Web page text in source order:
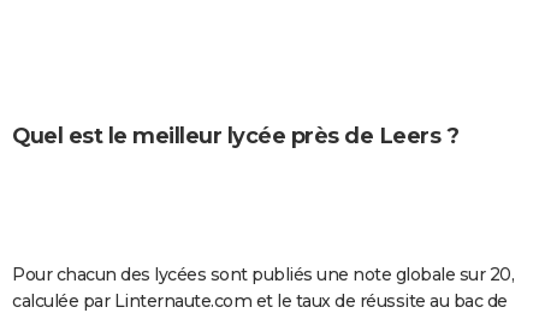
CARTE DE VOEUX
COPAINS D'AVANT
Quel est le meilleur lycée près de Leers ?
Pour chacun des lycées sont publiés une note globale sur 20,
calculée par Linternaute.com et le taux de réussite au bac de